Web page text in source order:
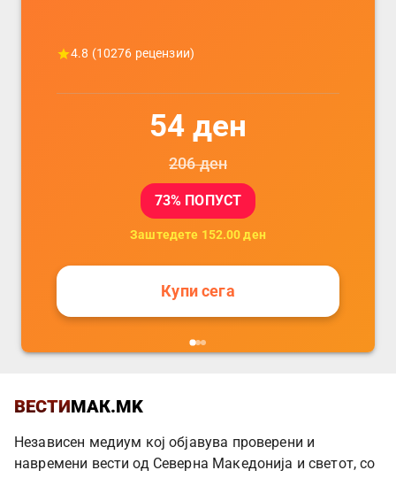
4.8 (10276 рецензии)
54 ден
206ден
73% ПОПУСТ
Заштедете 152.00 ден
Купи сега
ВЕСТИМАК.MK
Независен медиум кој објавува проверени и
навремени вести од Северна Македонија и светот, со